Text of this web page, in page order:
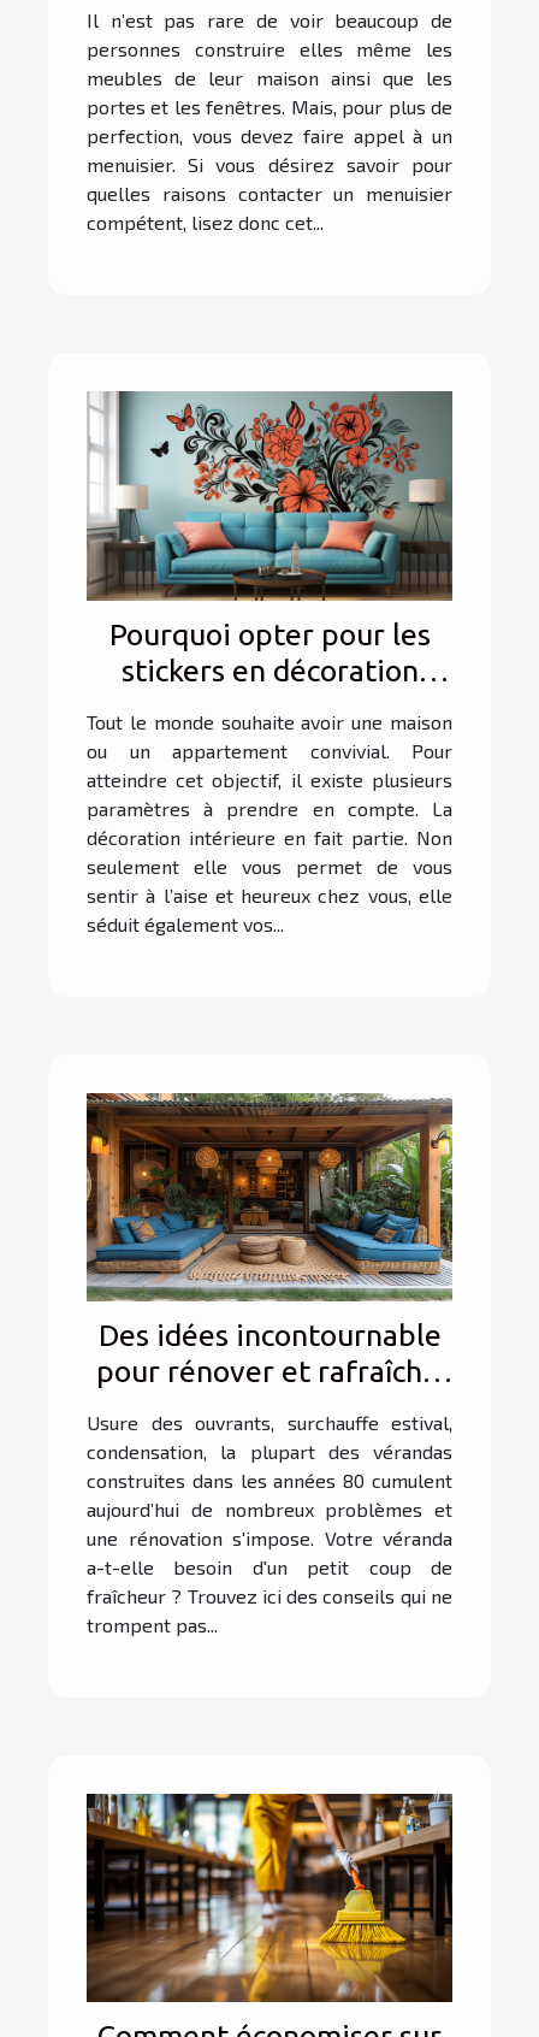
Il n’est pas rare de voir beaucoup de
personnes construire elles même les
meubles de leur maison ainsi que les
portes et les fenêtres. Mais, pour plus de
perfection, vous devez faire appel à un
menuisier. Si vous désirez savoir pour
quelles raisons contacter un menuisier
compétent, lisez donc cet...
Pourquoi opter pour les
stickers en décoration
Tout le monde souhaite avoir une maison
ou un appartement convivial. Pour
atteindre cet objectif, il existe plusieurs
paramètres à prendre en compte. La
décoration intérieure en fait partie. Non
seulement elle vous permet de vous
sentir à l’aise et heureux chez vous, elle
séduit également vos...
Des idées incontournable
pour rénover et rafraîchir
Usure des ouvrants, surchauffe estival,
condensation, la plupart des vérandas
construites dans les années 80 cumulent
aujourd’hui de nombreux problèmes et
une rénovation s'impose. Votre véranda
a-t-elle besoin d'un petit coup de
fraîcheur ? Trouvez ici des conseils qui ne
trompent pas...